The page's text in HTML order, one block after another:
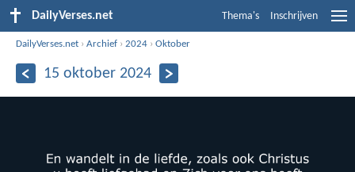
DailyVerses.net Thema's Inschrijven
DailyVerses.net ›Archief ›2024 ›Oktober
15 oktober 2024